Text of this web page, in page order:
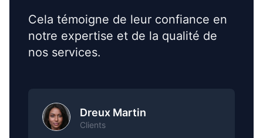
Cela témoigne de leur confiance en
notre expertise et de la qualité de
nos services.
Dreux Martin
Clients